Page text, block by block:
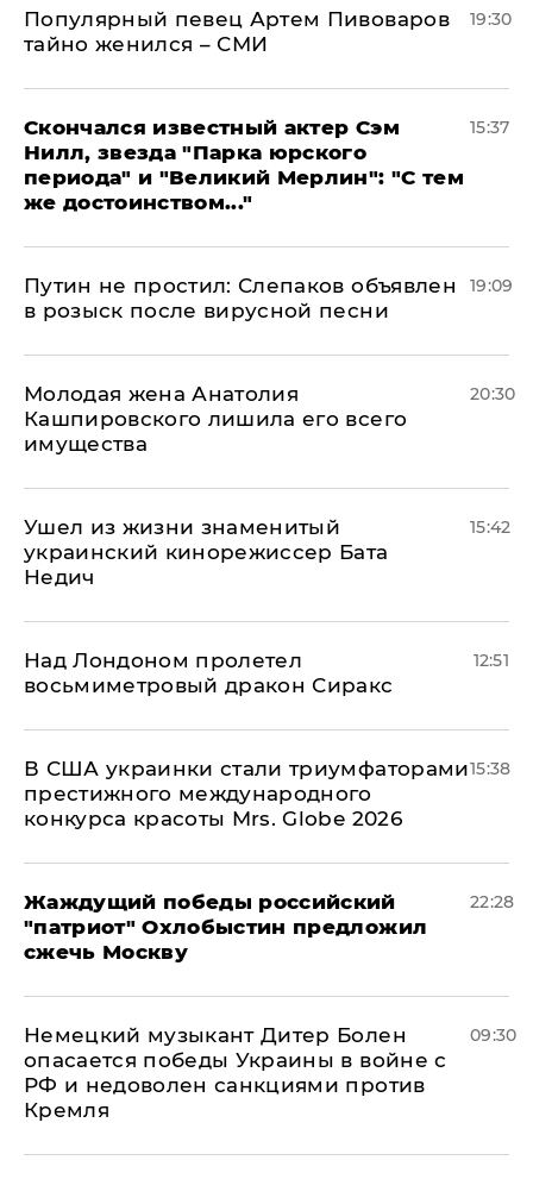
Популярный певец Артем Пивоваров
тайно женился – СМИ
19:30
Скончался известный актер Сэм
Нилл, звезда "Парка юрского
периода" и "Великий Мерлин": "С тем
же достоинством..."
15:37
Путин не простил: Слепаков объявлен
в розыск после вирусной песни
19:09
Молодая жена Анатолия
Кашпировского лишила его всего
имущества
20:30
Ушел из жизни знаменитый
украинский кинорежиссер Бата
Недич
15:42
Над Лондоном пролетел
восьмиметровый дракон Сиракс
12:51
В США украинки стали триумфаторами
престижного международного
конкурса красоты Mrs. Globe 2026
15:38
Жаждущий победы российский
"патриот" Охлобыстин предложил
сжечь Москву
22:28
Немецкий музыкант Дитер Болен
опасается победы Украины в войне с
РФ и недоволен санкциями против
Кремля
09:30